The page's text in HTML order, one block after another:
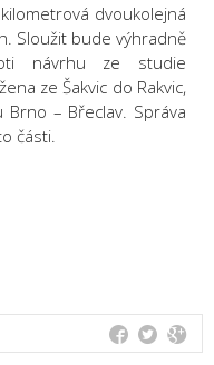
dvoukolejná
Sloužit bude výhradně
návrhu ze studie
ze Šakvic do Rakvic,
– Břeclav. Správa
části.